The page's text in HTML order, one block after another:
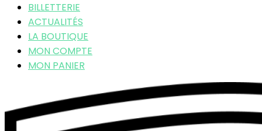
BILLETTERIE
ACTUALITÉS
LA BOUTIQUE
MON COMPTE
MON PANIER